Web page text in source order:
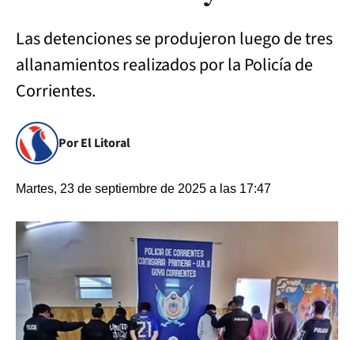
Las detenciones se produjeron luego de tres
allanamientos realizados por la Policía de
Corrientes.
Por El Litoral
Martes, 23 de septiembre de 2025 a las 17:47